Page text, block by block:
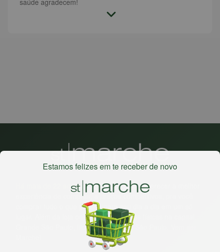
saúde agradecem!
Há mais de 22 anos, o St. Marche busca oferecer a melhor
experiência de compras, a preços competitivos, pra você
comprar tudo o que precisa para seu dia a dia em um só
lugar. Além da loja online temos 31 lojas físicas na capital,
Grande São Paulo, litoral e interior de São Paulo. Vem ser
Estamos felizes em te receber de novo